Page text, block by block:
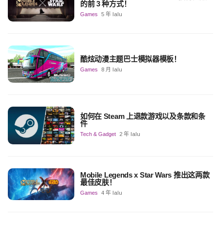
的前 3 种方式！
Games 5 年 lalu
酷炫动漫主题巴士模拟器模板！
Games 8 月 lalu
如何在 Steam 上退款游戏以及条款和条
件
Tech & Gadget 2 年 lalu
Mobile Legends x Star Wars 推出这两款
最佳皮肤！
Games 4 年 lalu